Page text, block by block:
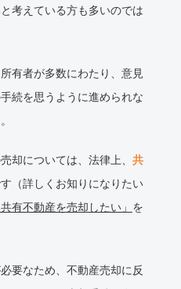
考えている方も多いのでは
有者が多数にわたり、意見
続を思うように進められな
却については、法律上、 共
（詳しくお知りになりたい
共有不動産を売却したい」 を
要なため、不動産売却に反